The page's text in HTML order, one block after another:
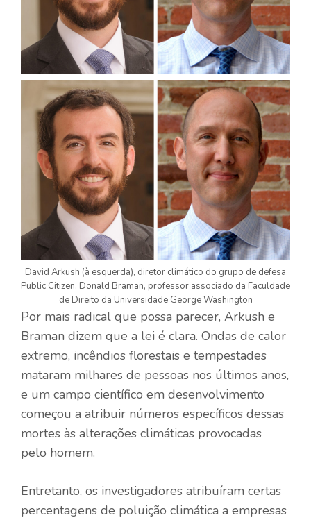
David Arkush (à esquerda), diretor climático do grupo de defesa
Public Citizen, Donald Braman, professor associado da Faculdade
de Direito da Universidade George Washington
Por mais radical que possa parecer, Arkush e
Braman dizem que a lei é clara. Ondas de calor
extremo, incêndios florestais e tempestades
mataram milhares de pessoas nos últimos anos,
e um campo científico em desenvolvimento
começou a atribuir números específicos dessas
mortes às alterações climáticas provocadas
pelo homem.
Entretanto, os investigadores atribuíram certas
percentagens de poluição climática a empresas